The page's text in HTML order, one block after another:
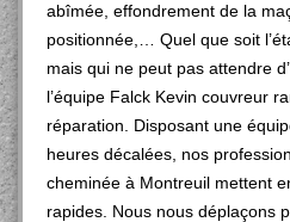
abîmée, effondrement de la
positionnée,… Quel que soit
mais qui ne peut pas attendre
l’équipe Falck Kevin couvreur
réparation. Disposant une
heures décalées, nos
cheminée à Montreuil mettent
rapides. Nous nous déplaçons